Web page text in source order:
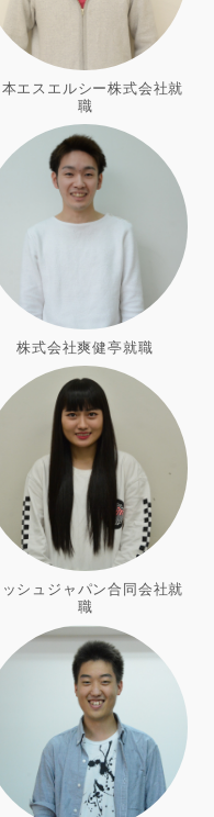
本エスエルシー株式会社就
職
株式会社爽健亭就職
シュジャパン合同会社就
職